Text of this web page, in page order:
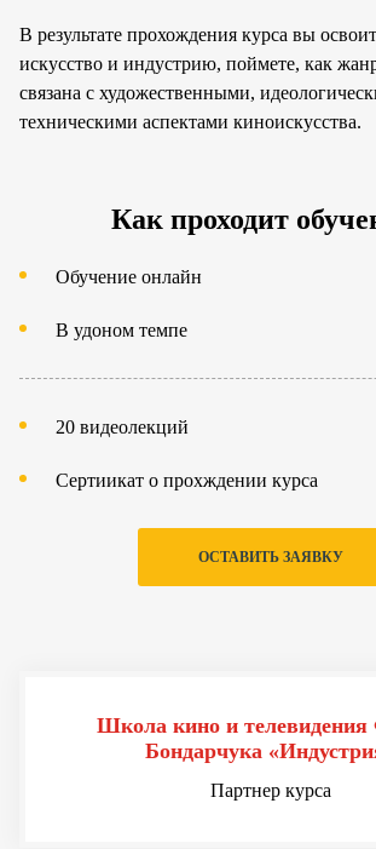
В результате прохождения курса вы
искусство и индустрию, поймете, как
связана с художественными,
техническими аспектами киноискусства.
Как проходит
Обучение онлайн
В удоном темпе
20 видеолекций
Сертиикат о прохждении курса
ОСТАВИТЬ ЗАЯВКУ
Школа кино и телевидения
Бондарчука
Партнер курса